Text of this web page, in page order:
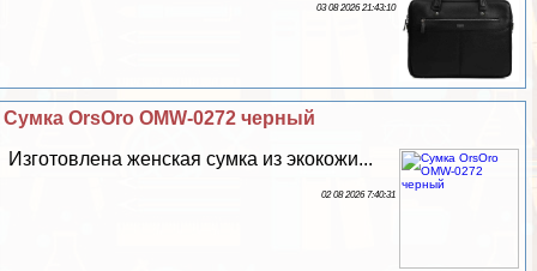
03 08 2026 21:43:10
Сумка OrsOro OMW-0272 черный
Изготовлена женская сумка из экокожи...
02 08 2026 7:40:31